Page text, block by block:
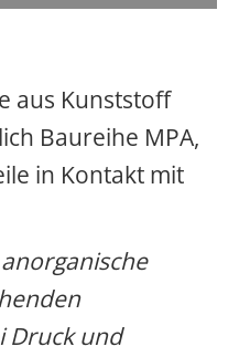
aus Kunststoff
Baureihe MPA,
in Kontakt mit
Druck und